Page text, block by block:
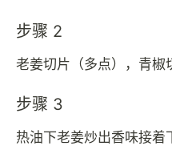
步骤 2
老姜切片（多点），青椒
步骤 3
热油下老姜炒出香味接着